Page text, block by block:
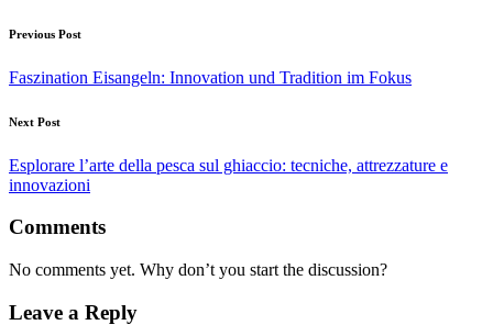
Previous Post
Faszination Eisangeln: Innovation und Tradition im Fokus
Next Post
Esplorare l’arte della pesca sul ghiaccio: tecniche, attrezzature e
innovazioni
Comments
No comments yet. Why don’t you start the discussion?
Leave a Reply